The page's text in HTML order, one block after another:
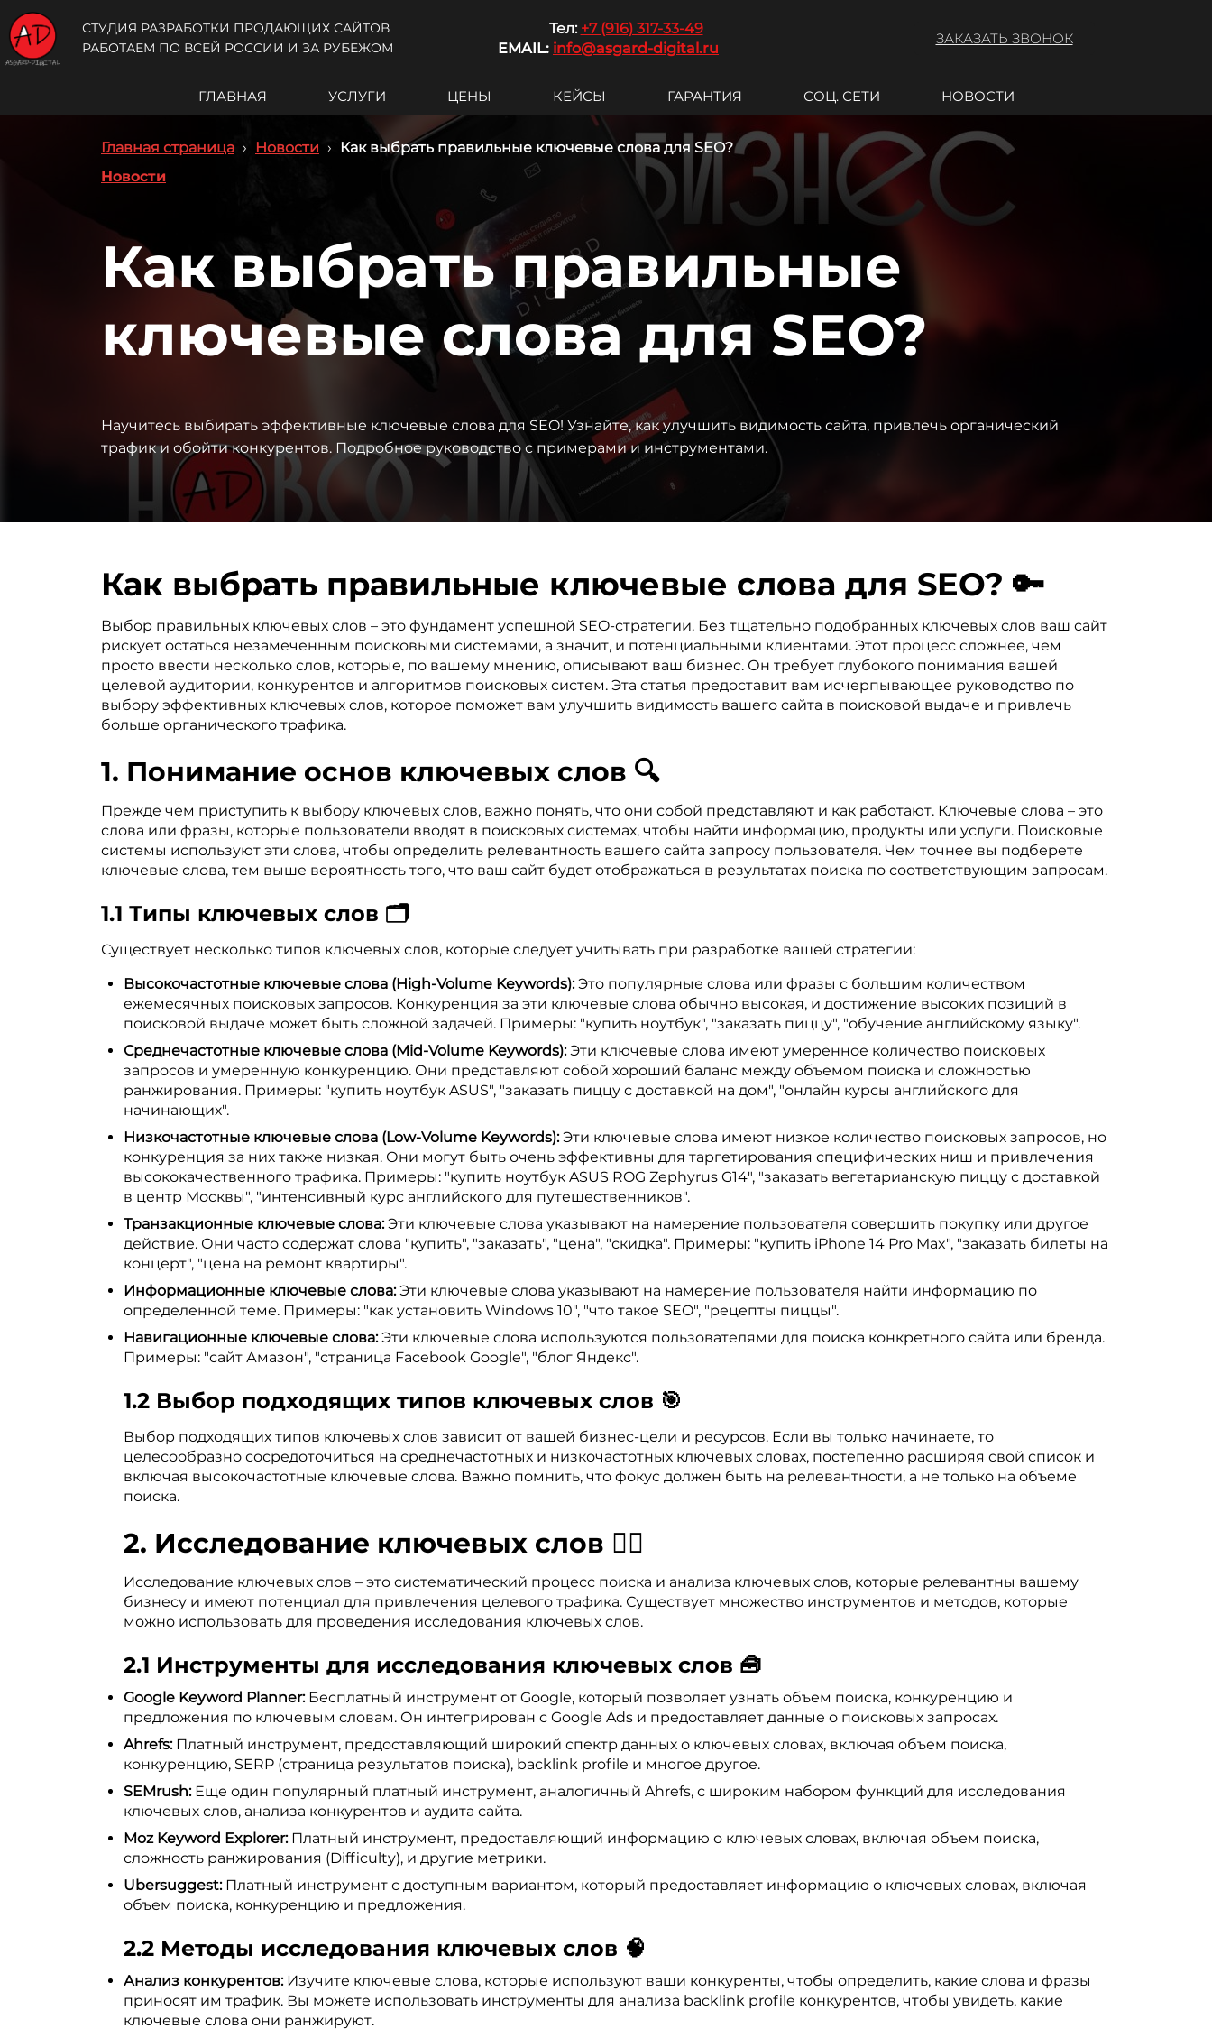
СТУДИЯ РАЗРАБОТКИ ПРОДАЮЩИХ САЙТОВ
РАБОТАЕМ ПО ВСЕЙ РОССИИ И ЗА РУБЕЖОМ
Тел: +7 (916) 317-33-49
EMAIL: info@asgard-digital.ru
ЗАКАЗАТЬ ЗВОНОК
ГЛАВНАЯ УСЛУГИ ЦЕНЫ КЕЙСЫ ГАРАНТИЯ СОЦ. СЕТИ НОВОСТИ
Главная страница › Новости › Как выбрать правильные ключевые слова для SEO?
Новости
Как выбрать правильные
ключевые слова для SEO?
Научитесь выбирать эффективные ключевые слова для SEO! Узнайте, как улучшить видимость сайта, привлечь органический
трафик и обойти конкурентов. Подробное руководство с примерами и инструментами.
Как выбрать правильные ключевые слова для SEO? 🔑
Выбор правильных ключевых слов – это фундамент успешной SEO-стратегии. Без тщательно подобранных ключевых слов ваш сайт
рискует остаться незамеченным поисковыми системами, а значит, и потенциальными клиентами. Этот процесс сложнее, чем
просто ввести несколько слов, которые, по вашему мнению, описывают ваш бизнес. Он требует глубокого понимания вашей
целевой аудитории, конкурентов и алгоритмов поисковых систем. Эта статья предоставит вам исчерпывающее руководство по
выбору эффективных ключевых слов, которое поможет вам улучшить видимость вашего сайта в поисковой выдаче и привлечь
больше органического трафика.
1. Понимание основ ключевых слов 🔍
Прежде чем приступить к выбору ключевых слов, важно понять, что они собой представляют и как работают. Ключевые слова – это
слова или фразы, которые пользователи вводят в поисковых системах, чтобы найти информацию, продукты или услуги. Поисковые
системы используют эти слова, чтобы определить релевантность вашего сайта запросу пользователя. Чем точнее вы подберете
ключевые слова, тем выше вероятность того, что ваш сайт будет отображаться в результатах поиска по соответствующим запросам.
1.1 Типы ключевых слов 🗂️
Существует несколько типов ключевых слов, которые следует учитывать при разработке вашей стратегии:
Высокочастотные ключевые слова (High-Volume Keywords):Это популярные слова или фразы с большим количеством
ежемесячных поисковых запросов. Конкуренция за эти ключевые слова обычно высокая, и достижение высоких позиций в
поисковой выдаче может быть сложной задачей. Примеры: "купить ноутбук", "заказать пиццу", "обучение английскому языку".
Среднечастотные ключевые слова (Mid-Volume Keywords):Эти ключевые слова имеют умеренное количество поисковых
запросов и умеренную конкуренцию. Они представляют собой хороший баланс между объемом поиска и сложностью
ранжирования. Примеры: "купить ноутбук ASUS", "заказать пиццу с доставкой на дом", "онлайн курсы английского для
начинающих".
Низкочастотные ключевые слова (Low-Volume Keywords):Эти ключевые слова имеют низкое количество поисковых запросов, но
конкуренция за них также низкая. Они могут быть очень эффективны для таргетирования специфических ниш и привлечения
высококачественного трафика. Примеры: "купить ноутбук ASUS ROG Zephyrus G14", "заказать вегетарианскую пиццу с доставкой
в центр Москвы", "интенсивный курс английского для путешественников".
Транзакционные ключевые слова:Эти ключевые слова указывают на намерение пользователя совершить покупку или другое
действие. Они часто содержат слова "купить", "заказать", "цена", "скидка". Примеры: "купить iPhone 14 Pro Max", "заказать билеты на
концерт", "цена на ремонт квартиры".
Информационные ключевые слова:Эти ключевые слова указывают на намерение пользователя найти информацию по
определенной теме. Примеры: "как установить Windows 10", "что такое SEO", "рецепты пиццы".
Навигационные ключевые слова:Эти ключевые слова используются пользователями для поиска конкретного сайта или бренда.
Примеры: "сайт Амазон", "страница Facebook Google", "блог Яндекс".
1.2 Выбор подходящих типов ключевых слов 🎯
Выбор подходящих типов ключевых слов зависит от вашей бизнес-цели и ресурсов. Если вы только начинаете, то
целесообразно сосредоточиться на среднечастотных и низкочастотных ключевых словах, постепенно расширяя свой список и
включая высокочастотные ключевые слова. Важно помнить, что фокус должен быть на релевантности, а не только на объеме
поиска.
2. Исследование ключевых слов 🕵️‍♂️
Исследование ключевых слов – это систематический процесс поиска и анализа ключевых слов, которые релевантны вашему
бизнесу и имеют потенциал для привлечения целевого трафика. Существует множество инструментов и методов, которые
можно использовать для проведения исследования ключевых слов.
2.1 Инструменты для исследования ключевых слов 🧰
Google Keyword Planner:Бесплатный инструмент от Google, который позволяет узнать объем поиска, конкуренцию и
предложения по ключевым словам. Он интегрирован с Google Ads и предоставляет данные о поисковых запросах.
Ahrefs:Платный инструмент, предоставляющий широкий спектр данных о ключевых словах, включая объем поиска,
конкуренцию, SERP (страница результатов поиска), backlink profile и многое другое.
SEMrush:Еще один популярный платный инструмент, аналогичный Ahrefs, с широким набором функций для исследования
ключевых слов, анализа конкурентов и аудита сайта.
Moz Keyword Explorer:Платный инструмент, предоставляющий информацию о ключевых словах, включая объем поиска,
сложность ранжирования (Difficulty), и другие метрики.
Ubersuggest:Платный инструмент с доступным вариантом, который предоставляет информацию о ключевых словах, включая
объем поиска, конкуренцию и предложения.
2.2 Методы исследования ключевых слов 🧠
Анализ конкурентов:Изучите ключевые слова, которые используют ваши конкуренты, чтобы определить, какие слова и фразы
приносят им трафик. Вы можете использовать инструменты для анализа backlink profile конкурентов, чтобы увидеть, какие
ключевые слова они ранжируют.